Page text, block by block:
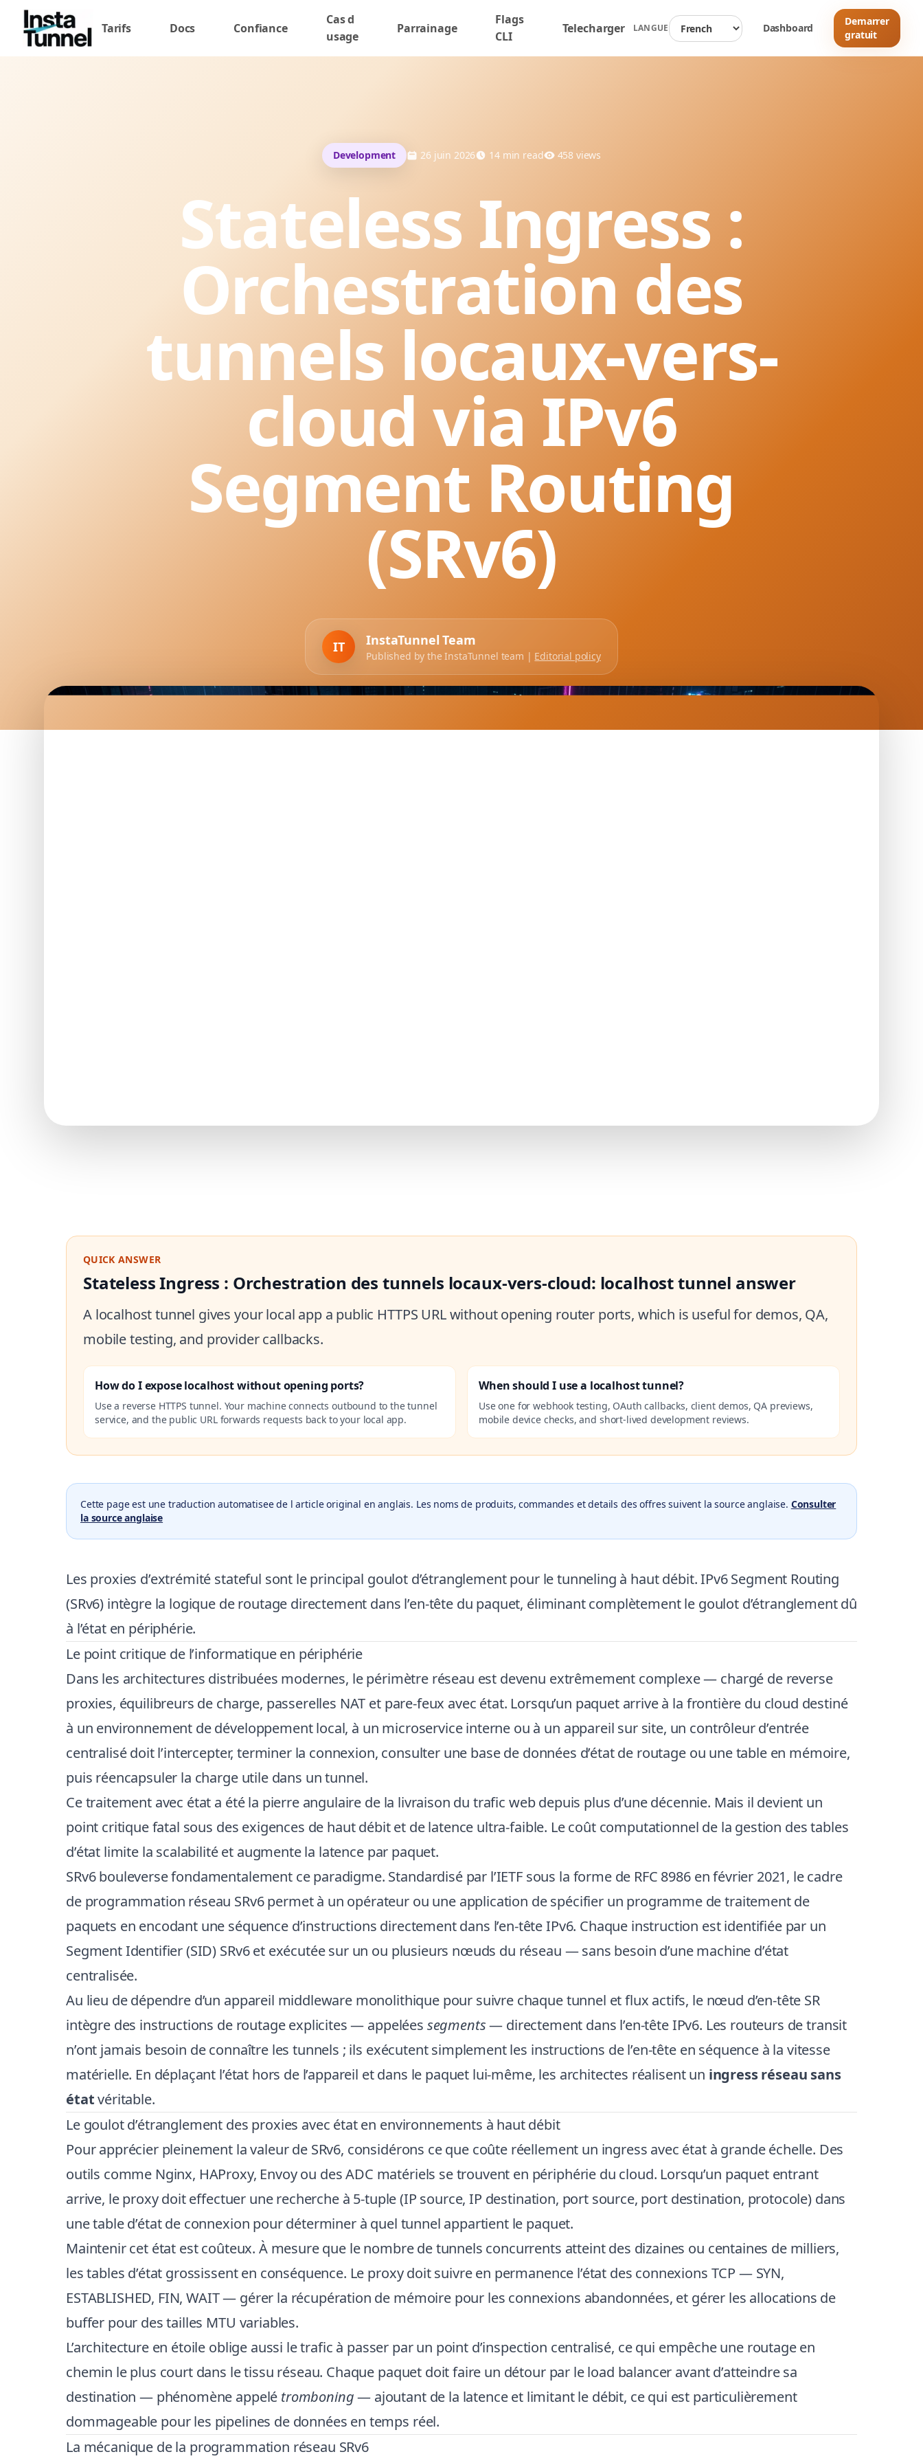
Tarifs Docs Confiance
Cas d
usage
Parrainage
Flags
CLI
Telecharger LANGUE Dashboard
Demarrer
gratuit
Development 26 juin 2026 14min read 458 views
Stateless Ingress :
Orchestration des
tunnels locaux-vers-
cloud via IPv6
Segment Routing
(SRv6)
IT InstaTunnel Team
Published by the InstaTunnel team | Editorial policy
QUICK ANSWER
Stateless Ingress : Orchestration des tunnels locaux-vers-cloud: localhost tunnel answer
A localhost tunnel gives your local app a public HTTPS URL without opening router ports, which is useful for demos, QA,
mobile testing, and provider callbacks.
How do I expose localhost without opening ports?
Use a reverse HTTPS tunnel. Your machine connects outbound to the tunnel
service, and the public URL forwards requests back to your local app.
When should I use a localhost tunnel?
Use one for webhook testing, OAuth callbacks, client demos, QA previews,
mobile device checks, and short-lived development reviews.
Cette page est une traduction automatisee de l article original en anglais. Les noms de produits, commandes et details des offres suivent la source anglaise. Consulter
la source anglaise
Les proxies d’extrémité stateful sont le principal goulot d’étranglement pour le tunneling à haut débit. IPv6 Segment Routing
(SRv6) intègre la logique de routage directement dans l’en-tête du paquet, éliminant complètement le goulot d’étranglement dû
à l’état en périphérie.
Le point critique de l’informatique en périphérie
Dans les architectures distribuées modernes, le périmètre réseau est devenu extrêmement complexe — chargé de reverse
proxies, équilibreurs de charge, passerelles NAT et pare-feux avec état. Lorsqu’un paquet arrive à la frontière du cloud destiné
à un environnement de développement local, à un microservice interne ou à un appareil sur site, un contrôleur d’entrée
centralisé doit l’intercepter, terminer la connexion, consulter une base de données d’état de routage ou une table en mémoire,
puis réencapsuler la charge utile dans un tunnel.
Ce traitement avec état a été la pierre angulaire de la livraison du trafic web depuis plus d’une décennie. Mais il devient un
point critique fatal sous des exigences de haut débit et de latence ultra-faible. Le coût computationnel de la gestion des tables
d’état limite la scalabilité et augmente la latence par paquet.
SRv6 bouleverse fondamentalement ce paradigme. Standardisé par l’IETF sous la forme de RFC 8986en février 2021, le cadre
de programmation réseau SRv6 permet à un opérateur ou une application de spécifier un programme de traitement de
paquets en encodant une séquence d’instructions directement dans l’en-tête IPv6. Chaque instruction est identifiée par un
Segment Identifier (SID) SRv6 et exécutée sur un ou plusieurs nœuds du réseau — sans besoin d’une machine d’état
centralisée.
Au lieu de dépendre d’un appareil middleware monolithique pour suivre chaque tunnel et flux actifs, le nœud d’en-tête SR
intègre des instructions de routage explicites — appelées segments— directement dans l’en-tête IPv6. Les routeurs de transit
n’ont jamais besoin de connaître les tunnels ; ils exécutent simplement les instructions de l’en-tête en séquence à la vitesse
matérielle. En déplaçant l’état hors de l’appareil et dans le paquet lui-même, les architectes réalisent un ingress réseau sans
étatvéritable.
Le goulot d’étranglement des proxies avec état en environnements à haut débit
Pour apprécier pleinement la valeur de SRv6, considérons ce que coûte réellement un ingress avec état à grande échelle. Des
outils comme Nginx, HAProxy, Envoy ou des ADC matériels se trouvent en périphérie du cloud. Lorsqu’un paquet entrant
arrive, le proxy doit effectuer une recherche à 5-tuple (IP source, IP destination, port source, port destination, protocole) dans
une table d’état de connexion pour déterminer à quel tunnel appartient le paquet.
Maintenir cet état est coûteux. À mesure que le nombre de tunnels concurrents atteint des dizaines ou centaines de milliers,
les tables d’état grossissent en conséquence. Le proxy doit suivre en permanence l’état des connexions TCP — SYN,
ESTABLISHED, FIN, WAIT — gérer la récupération de mémoire pour les connexions abandonnées, et gérer les allocations de
buffer pour des tailles MTU variables.
L’architecture en étoile oblige aussi le trafic à passer par un point d’inspection centralisé, ce qui empêche une routage en
chemin le plus court dans le tissu réseau. Chaque paquet doit faire un détour par le load balancer avant d’atteindre sa
destination — phénomène appelé tromboning— ajoutant de la latence et limitant le débit, ce qui est particulièrement
dommageable pour les pipelines de données en temps réel.
La mécanique de la programmation réseau SRv6